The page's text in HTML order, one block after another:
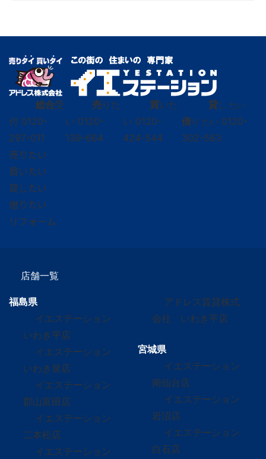
総合受
付 0120-
297-011
売りた
い 0120-
139-664
買いた
い 0120-
424-544
貸し たい
借り たい 0120-
302-563
売りたい
買いたい
貸したい
借りたい
リフォーム
店舗一覧
福島県
イエステーション
いわき平店
イエステーション
いわき泉店
イエステーション
郡山富田店
イエステーション
二本松店
イエステーション
アドレス賃貸株式
会社 いわき平店
宮城県
イエステーション
南仙台店
イエステーション
岩沼店
イエステーション
白石店